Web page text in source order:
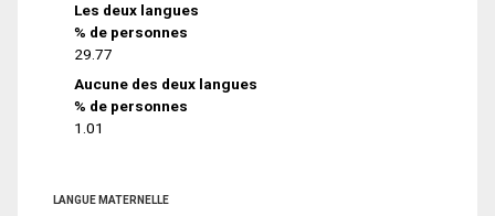
Les deux langues
% de personnes
29.77
Aucune des deux langues
% de personnes
1.01
LANGUE MATERNELLE